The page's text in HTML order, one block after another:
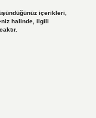
içerikleri,
halinde, ilgili